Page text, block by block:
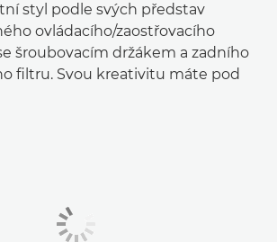
styl podle svých představ
ovládacího/zaostřovacího
šroubovacím držákem a zadního
filtru. Svou kreativitu máte pod